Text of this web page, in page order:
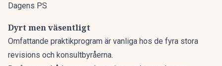
Dagens PS
Dyrt men väsentligt
Omfattande praktikprogram är vanliga hos de fyra stora
revisions och konsultbyråerna.